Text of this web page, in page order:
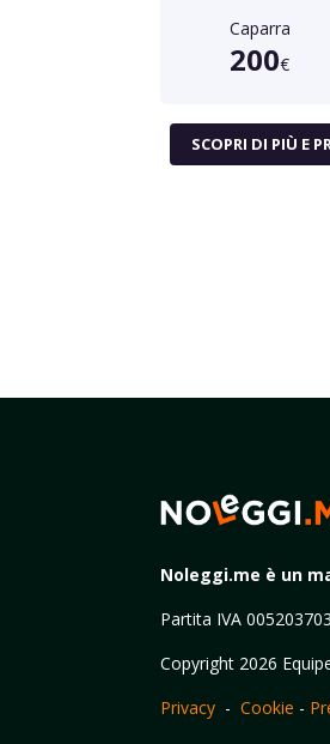
Caparra
200€
SCOPRI DI PIÙ E
Noleggi.me è un
Partita IVA
Copyright 2026
Privacy -Cookie -